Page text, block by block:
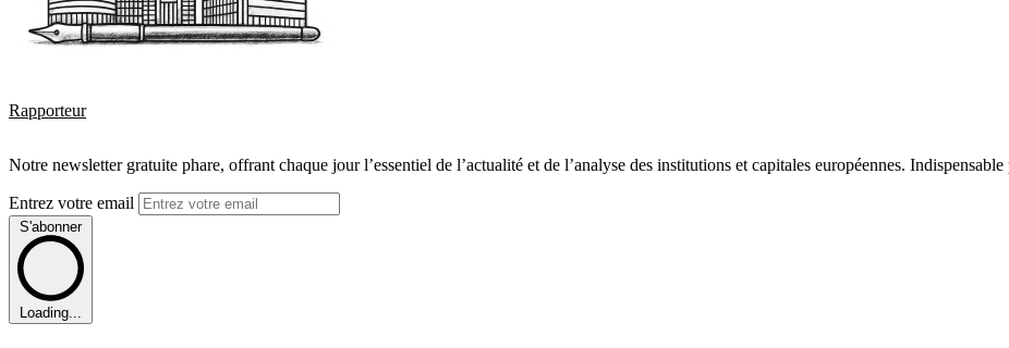
Rapporteur
Notre newsletter gratuite phare, offrant chaque jour l’essentiel de l’actualité et de l’analyse des institutions et capitales européennes.
Entrez votre email
S'abonner
Loading...